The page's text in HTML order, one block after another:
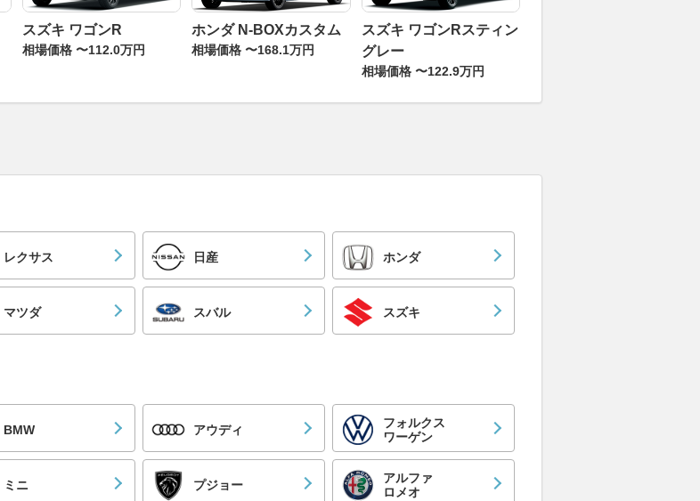
スズキ ワゴンR
相場価格 〜112.0万円
ホンダ N-BOXカスタム
相場価格 〜168.1万円
スズキ ワゴンRスティン
グレー
相場価格 〜122.9万円
レクサス 日産 ホンダ
マツダ スバル スズキ
BMW アウディ
フォルクス
ワーゲン
ミニ プジョー
アルファ
ロメオ